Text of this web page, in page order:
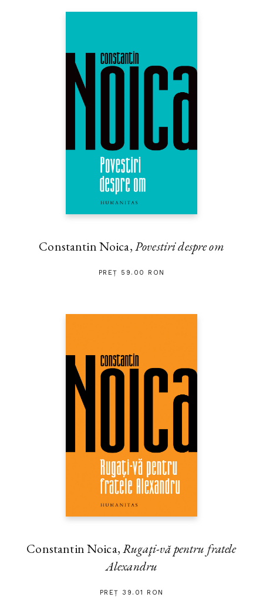
Constantin Noica,Povestiri despre om
PREȚ 59.00 RON
Constantin Noica,Rugaţi-vă pentru fratele
Alexandru
PREȚ 39.01 RON